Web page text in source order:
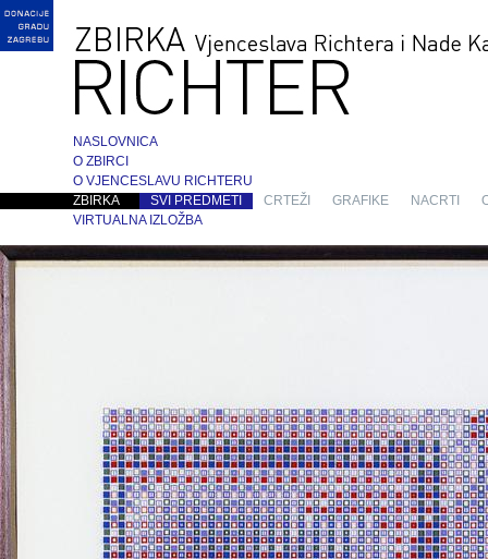
NASLOVNICA
O ZBIRCI
O VJENCESLAVU RICHTERU
ZBIRKA
SVI PREDMETI CRTEŽI GRAFIKE NACRTI
VIRTUALNA IZLOŽBA